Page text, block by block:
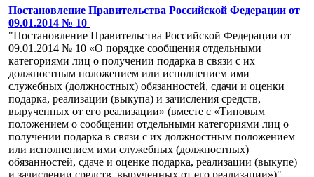
Постановление Правительства Российской Федерации от
09.01.2014 № 10
"Постановление Правительства Российской Федерации от
09.01.2014 № 10 «О порядке сообщения отдельными
категориями лиц о получении подарка в связи с их
должностным положением или исполнением ими
служебных (должностных) обязанностей, сдачи и оценки
подарка, реализации (выкупа) и зачисления средств,
вырученных от его реализации» (вместе с «Типовым
положением о сообщении отдельными категориями лиц о
получении подарка в связи с их должностным положением
или исполнением ими служебных (должностных)
обязанностей, сдаче и оценке подарка, реализации (выкупе)
и зачислении средств, вырученных от его реализации»)"